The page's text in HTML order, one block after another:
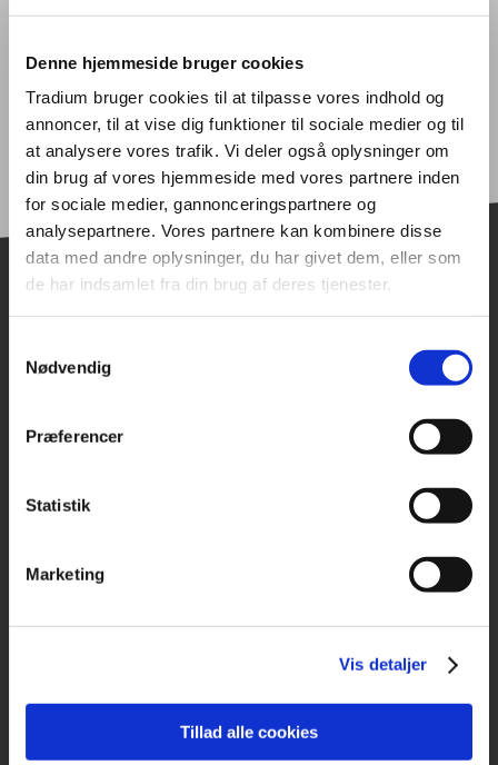
Denne hjemmeside bruger cookies
Tradium bruger cookies til at tilpasse vores indhold og
annoncer, til at vise dig funktioner til sociale medier og til
at analysere vores trafik. Vi deler også oplysninger om
din brug af vores hjemmeside med vores partnere inden
for sociale medier, gannonceringspartnere og
analysepartnere. Vores partnere kan kombinere disse
data med andre oplysninger, du har givet dem, eller som
de har indsamlet fra din brug af deres tjenester.
Nødvendig
Præferencer
Statistik
Marketing
Vis detaljer
Tillad alle cookies
Tilmeldingsblanketter
BLIV KONTAKTET
Vil du vide mere?
kontaktinformationer, samt eventuel kort
Fødselsdag